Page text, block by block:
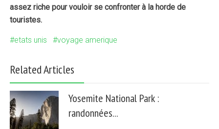
assez riche pour vouloir se confronter à la horde de
touristes.
etats unis voyage amerique
Related Articles
Yosemite National Park :
randonnées...